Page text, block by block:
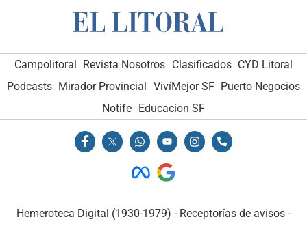
Campolitoral Revista Nosotros Clasificados CYD Litoral
Podcasts Mirador Provincial VivíMejor SF Puerto Negocios
Notife
Educacion SF
Hemeroteca Digital (1930-1979) - Receptorías de avisos -